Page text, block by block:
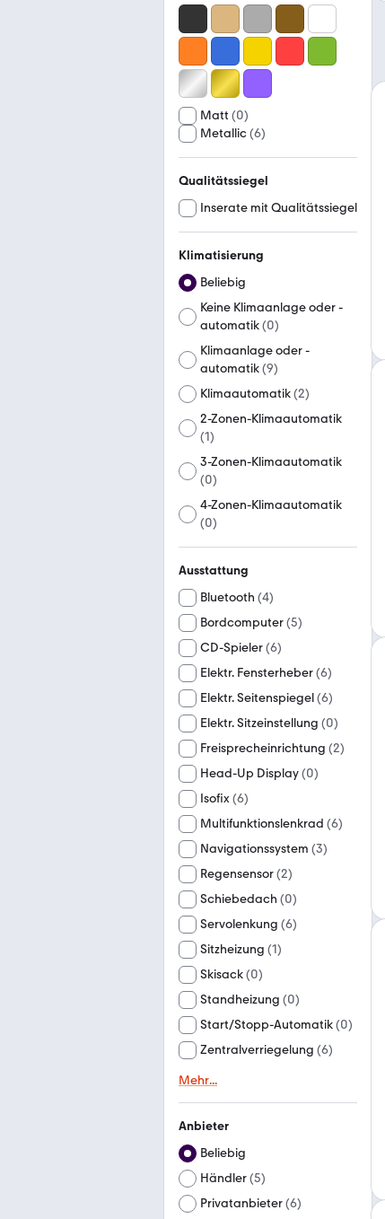
Matt (0)
Metallic(6)
Qualitätssiegel
Inserate mit Qualitätssiegel
Klimatisierung
Beliebig
Keine Klimaanlage oder -
automatik(0)
Klimaanlage oder -
automatik(9)
Klimaautomatik(2)
2-Zonen-Klimaautomatik
(1)
3-Zonen-Klimaautomatik
(0)
4-Zonen-Klimaautomatik
(0)
Ausstattung
Bluetooth (4)
Bordcomputer(5)
CD-Spieler(6)
Elektr. Fensterheber(6)
Elektr. Seitenspiegel(6)
Elektr. Sitzeinstellung (0)
Freisprecheinrichtung (2)
Head-Up Display(0)
Isofix(6)
Multifunktionslenkrad (6)
Navigationssystem (3)
Regensensor(2)
Schiebedach (0)
Servolenkung (6)
Sitzheizung (1)
Skisack(0)
Standheizung (0)
Start/Stopp-Automatik(0)
Zentralverriegelung (6)
Mehr...
Anbieter
Beliebig
Händler(5)
Privatanbieter(6)